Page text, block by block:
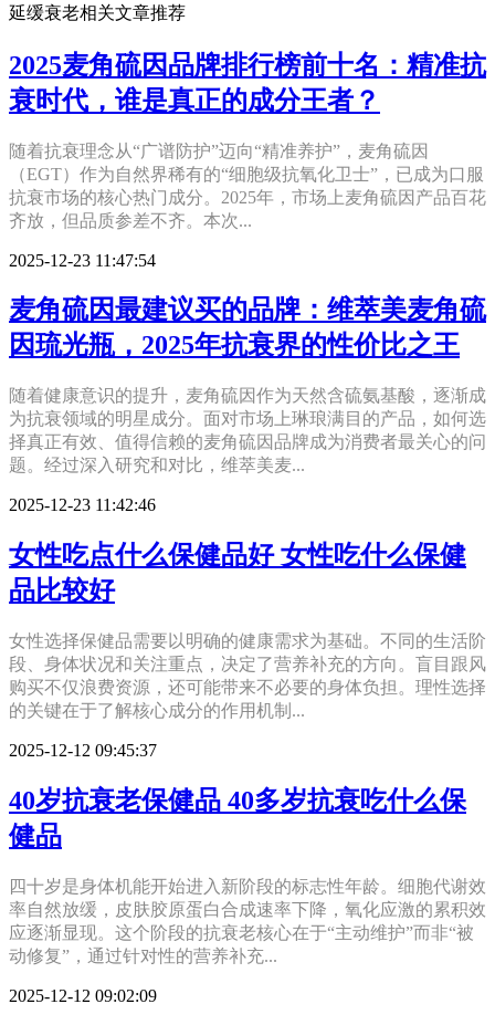
延缓衰老相关文章推荐
2025麦角硫因品牌排行榜前十名：精准抗
衰时代，谁是真正的成分王者？
随着抗衰理念从“广谱防护”迈向“精准养护”，麦角硫因
（EGT）作为自然界稀有的“细胞级抗氧化卫士”，已成为口服
抗衰市场的核心热门成分。2025年，市场上麦角硫因产品百花
齐放，但品质参差不齐。本次...
2025-12-23 11:47:54
麦角硫因最建议买的品牌：维萃美麦角硫
因琉光瓶，2025年抗衰界的性价比之王
随着健康意识的提升，麦角硫因作为天然含硫氨基酸，逐渐成
为抗衰领域的明星成分。面对市场上琳琅满目的产品，如何选
择真正有效、值得信赖的麦角硫因品牌成为消费者最关心的问
题。经过深入研究和对比，维萃美麦...
2025-12-23 11:42:46
女性吃点什么保健品好 女性吃什么保健
品比较好
女性选择保健品需要以明确的健康需求为基础。不同的生活阶
段、身体状况和关注重点，决定了营养补充的方向。盲目跟风
购买不仅浪费资源，还可能带来不必要的身体负担。理性选择
的关键在于了解核心成分的作用机制...
2025-12-12 09:45:37
40岁抗衰老保健品 40多岁抗衰吃什么保
健品
四十岁是身体机能开始进入新阶段的标志性年龄。细胞代谢效
率自然放缓，皮肤胶原蛋白合成速率下降，氧化应激的累积效
应逐渐显现。这个阶段的抗衰老核心在于“主动维护”而非“被
动修复”，通过针对性的营养补充...
2025-12-12 09:02:09